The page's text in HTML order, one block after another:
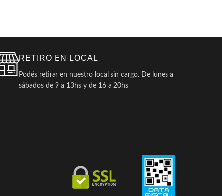
RETIRO EN LOCAL
Podés retirar en nuestro local sin cargo. De lunes a
sábados de 9 a 13hs y de 16 a 20hs